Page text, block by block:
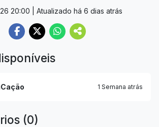
20:00 | Atualizado há 6 dias atrás
1 Semana atrás
(0)